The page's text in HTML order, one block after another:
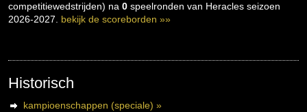
competitiewedstrijden) na 0 speelronden van Heracles seizoen
2026-2027. bekijk de scoreborden »»
Historisch
kampioenschappen (speciale) »